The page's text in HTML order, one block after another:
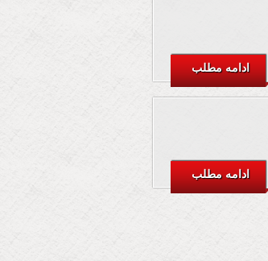
ادامه مطلب
ادامه مطلب